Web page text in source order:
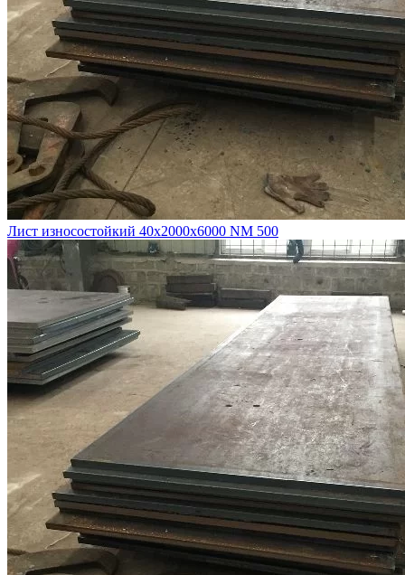
Лист износостойкий 40х2000х6000 NM 500